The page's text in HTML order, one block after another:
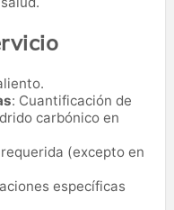
: Cuantificación de
carbónico en
requerida (excepto en
específicas